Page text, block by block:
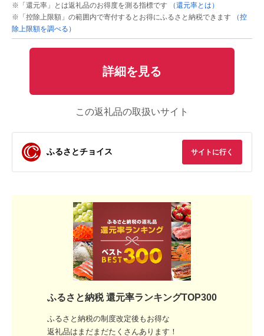
※「還元率」とは返礼品のお得度を測る指標です
（還元率とは）
※「控除上限額」の範囲内で寄付するとお得にふるさと納税できます
（控
除上限額を調べる）
詳細を見る
この返礼品の取扱いサイト
ふるさとチョイス サイトに行く
ふるさと納税 還元率ランキングTOP300
ふるさと納税の制度改定後もお得な
返礼品はまだまだたくさんあります！